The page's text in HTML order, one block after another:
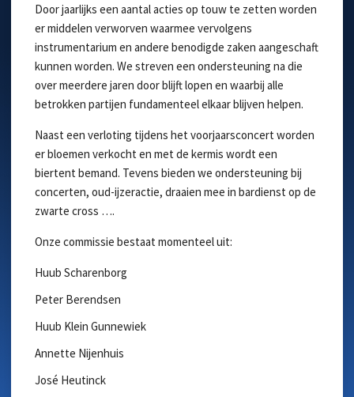
Door jaarlijks een aantal acties op touw te zetten worden
er middelen verworven waarmee vervolgens
instrumentarium en andere benodigde zaken aangeschaft
kunnen worden. We streven een ondersteuning na die
over meerdere jaren door blijft lopen en waarbij alle
betrokken partijen fundamenteel elkaar blijven helpen.
Naast een verloting tijdens het voorjaarsconcert worden
er bloemen verkocht en met de kermis wordt een
biertent bemand. Tevens bieden we ondersteuning bij
concerten, oud-ijzeractie, draaien mee in bardienst op de
zwarte cross ….
Onze commissie bestaat momenteel uit:
Huub Scharenborg
Peter Berendsen
Huub Klein Gunnewiek
Annette Nijenhuis
José Heutinck